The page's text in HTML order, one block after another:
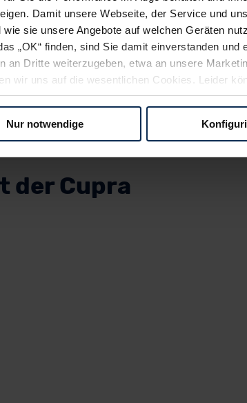
Damit unsere Webseite, der Service und
wie sie unsere Angebote auf welchen Geräten
„OK“ finden, sind Sie damit einverstanden
an Dritte weiterzugeben, etwa an unsere
wir uns auf die wesentlichen Cookies. Leider
perfekt auf dem Weg zu Ihrem Neuwagen
in ein Land außerhalb der EU erfolgt, erfolgt
der EU-Kommission (Art. 45
DSGVO) oder wenn Sie hierzu Ihre Einwilligung
können Sie über den Kontakt zu
Nur notwendige
aus?
auf einen kompromisslos sportlichen
extrovertierter als viele andere SUV-
tief ab, die Scheinwerfer fallen schmal
ist klar auf Windschnittigkeit getrimmt.
der Cupra